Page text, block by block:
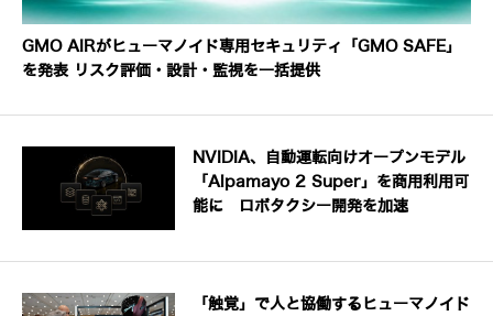
GMO AIRがヒューマノイド専用セキュリティ「GMO SAFE」
を発表 リスク評価・設計・監視を一括提供
NVIDIA、自動運転向けオープンモデル
「Alpamayo 2 Super」を商用利用可
能に ロボタクシー開発を加速
「触覚」で人と協働するヒューマノイド